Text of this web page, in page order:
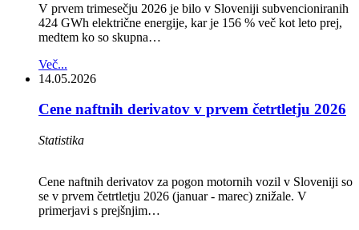
V prvem trimesečju 2026 je bilo v Sloveniji subvencioniranih
424 GWh električne energije, kar je 156 % več kot leto prej,
medtem ko so skupna…
Več...
14.05.2026
Cene naftnih derivatov v prvem četrtletju 2026
Statistika
Cene naftnih derivatov za pogon motornih vozil v Sloveniji so
se v prvem četrtletju 2026 (januar - marec) znižale. V
primerjavi s prejšnjim…